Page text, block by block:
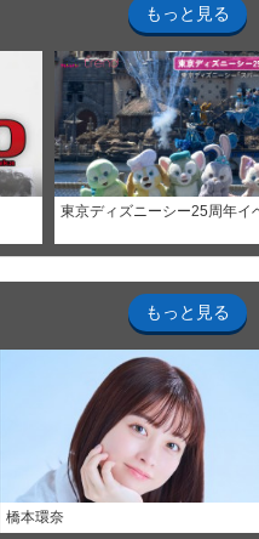
もっと見る
東京ディズニーシー25周年イ
もっと見る
橋本環奈